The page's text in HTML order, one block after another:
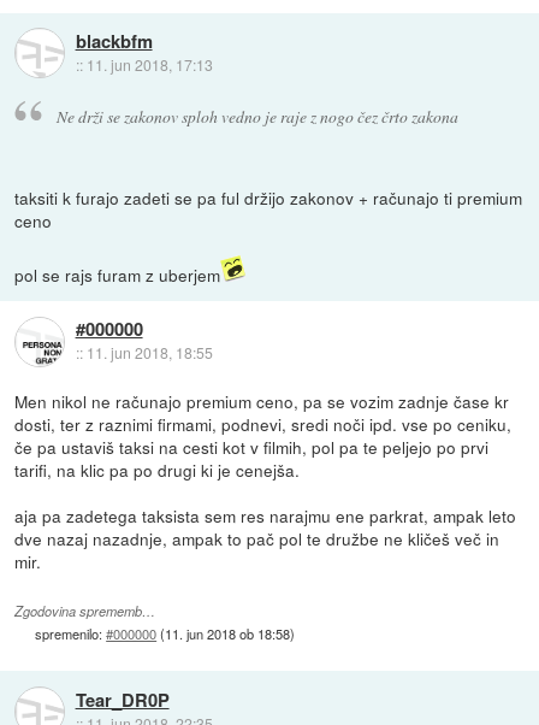
blackbfm
:: 11. jun 2018, 17:13
Ne drži se zakonov sploh vedno je raje z nogo čez črto zakona
taksiti k furajo zadeti se pa ful držijo zakonov + računajo ti premium
ceno
pol se rajs furam z uberjem
#000000
:: 11. jun 2018, 18:55
Men nikol ne računajo premium ceno, pa se vozim zadnje čase kr
dosti, ter z raznimi firmami, podnevi, sredi noči ipd. vse po ceniku,
če pa ustaviš taksi na cesti kot v filmih, pol pa te peljejo po prvi
tarifi, na klic pa po drugi ki je cenejša.
aja pa zadetega taksista sem res narajmu ene parkrat, ampak leto
dve nazaj nazadnje, ampak to pač pol te družbe ne kličeš več in
mir.
Zgodovina sprememb…
spremenilo:#000000(11. jun 2018 ob 18:58)
Tear_DR0P